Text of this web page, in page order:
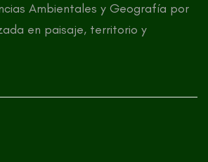
Ambientales y Geografía por
en paisaje, territorio y